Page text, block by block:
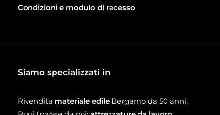
Condizioni e modulo di recesso
Siamo specializzati in
Rivendita materiale edile Bergamo da 50 anni.